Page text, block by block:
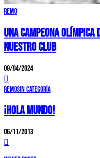
Remo
UNA CAMPEONA OLÍMPICA
NUESTRO CLUB
09/04/2024
RemoSin categoría
¡Hola mundo!
06/11/2013